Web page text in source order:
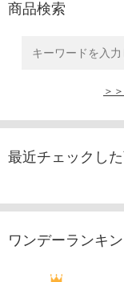
商品検索
＞
最近チェックし
ワンデーランキ